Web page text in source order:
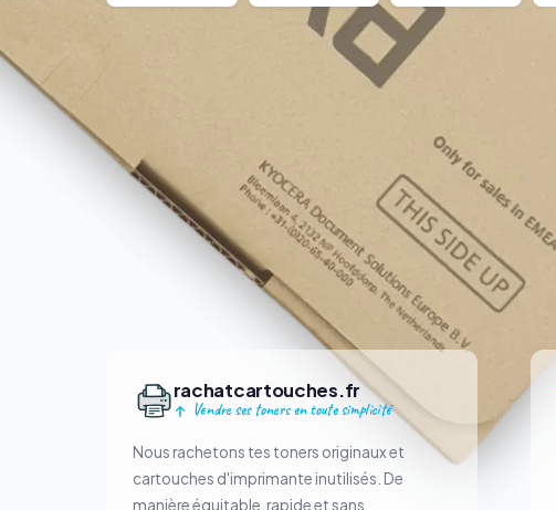
rachatcartouches.fr
Vendre ses toners en toute simplicité
Nous rachetons tes toners originaux et
cartouches d'imprimante inutilisés. De
manière équitable, rapide et sans